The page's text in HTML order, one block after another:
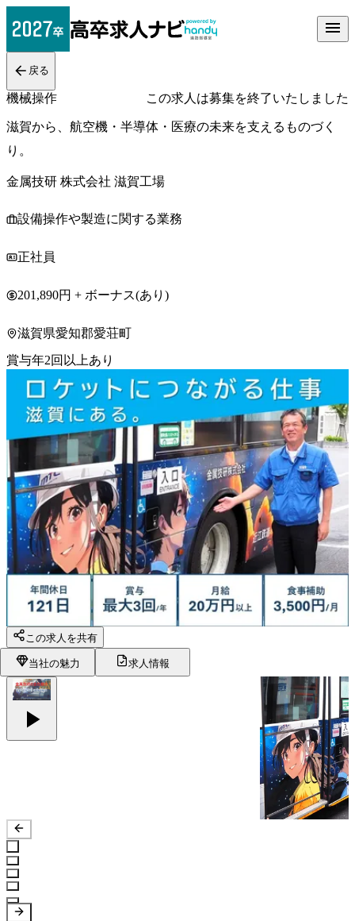
戻る
機械操作 この求人は募集を終了いたしました
滋賀から、航空機・半導体・医療の未来を支えるものづく
り。
金属技研 株式会社 滋賀工場
設備操作や製造に関する業務
正社員
201,890円 + ボーナス(あり)
滋賀県愛知郡愛荘町
賞与年2回以上あり
この求人を共有
当社の魅力 求人情報